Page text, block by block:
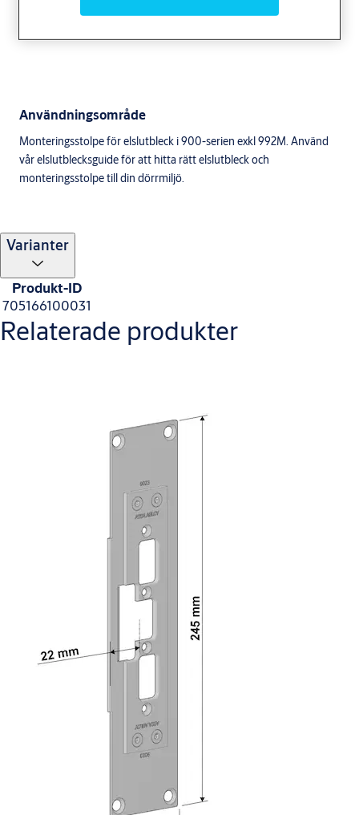
Användningsområde
Monteringsstolpe för elslutbleck i 900-serien exkl 992M. Använd
vår elslutblecksguide för att hitta rätt elslutbleck och
monteringsstolpe till din dörrmiljö.
Varianter
Produkt-ID
705166100031
Relaterade produkter